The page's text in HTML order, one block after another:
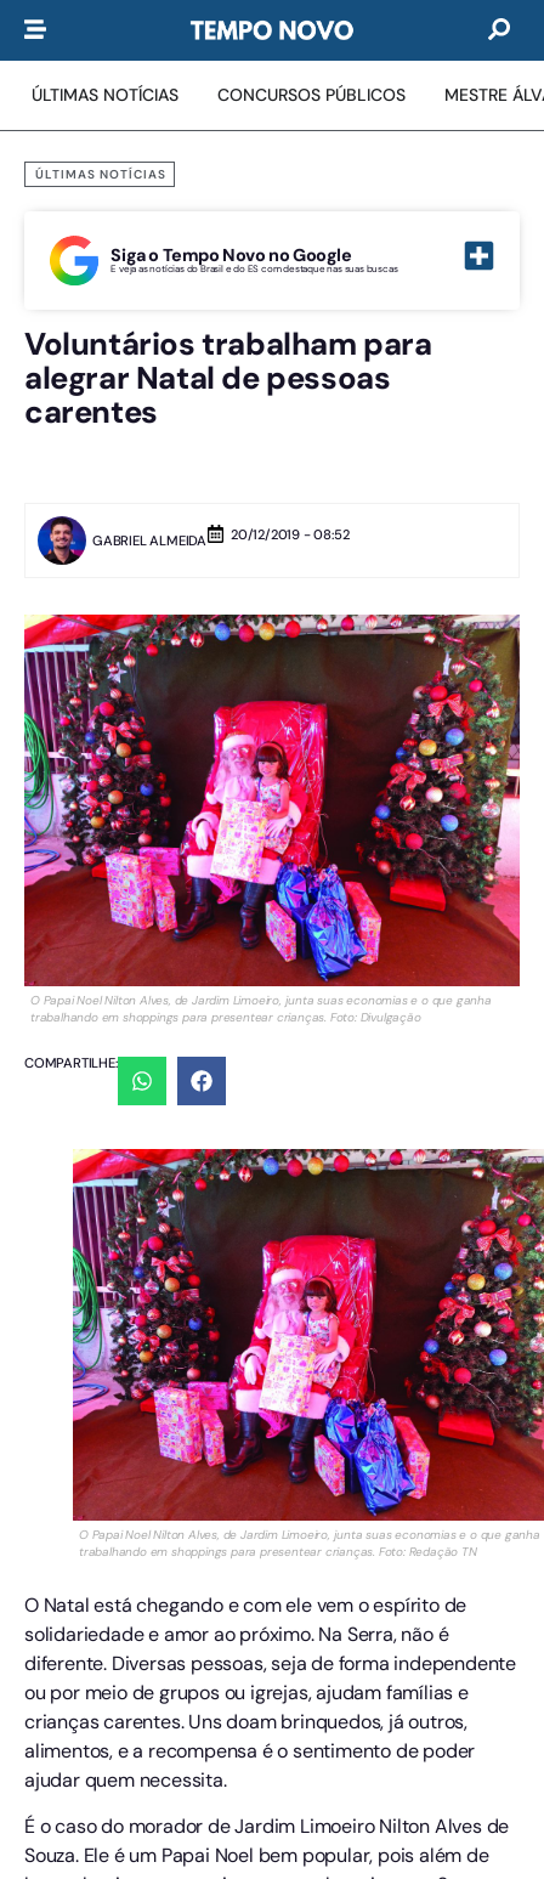
ÚLTIMAS NOTÍCIAS CONCURSOS PÚBLICOS MESTRE
ÚLTIMAS NOTÍCIAS
Siga o Tempo Novo no Google
E veja as notícias do Brasil e do ES com destaque nas suas buscas
Voluntários trabalham para
alegrar Natal de pessoas
carentes
GABRIEL ALMEIDA 20/12/2019 - 08:52
O Papai Noel Nilton Alves, de Jardim Limoeiro, junta suas economias e o que ganha
trabalhando em shoppings para presentear crianças. Foto: Divulgação
COMPARTILHE:
O Papai Noel Nilton Alves, de Jardim Limoeiro, junta suas economias e o que ganha
trabalhando em shoppings para presentear crianças. Foto: Redação TN
O Natal está chegando e com ele vem o espírito de
solidariedade e amor ao próximo. Na Serra, não é
diferente. Diversas pessoas, seja de forma independente
ou por meio de grupos ou igrejas, ajudam famílias e
crianças carentes. Uns doam brinquedos, já outros,
alimentos, e a recompensa é o sentimento de poder
ajudar quem necessita.
É o caso do morador de Jardim Limoeiro Nilton Alves de
Souza. Ele é um Papai Noel bem popular, pois além de